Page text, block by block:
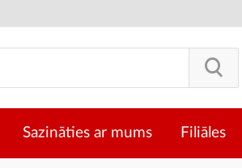
Sazināties ar mums Filiāles